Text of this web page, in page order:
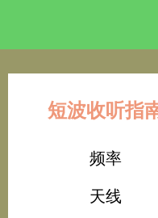
短波收听指
频率
天线